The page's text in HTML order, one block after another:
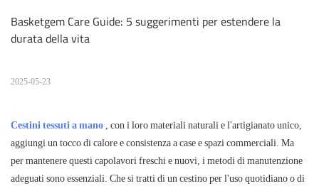
Basketgem Care Guide: 5 suggerimenti per estendere la
durata della vita
2025-05-23
Cestini tessuti a mano
, con i loro materiali naturali e l'artigianato unico,
aggiungi un tocco di calore e consistenza a case e spazi commerciali. Ma
per mantenere questi capolavori freschi e nuovi, i metodi di manutenzione
adeguati sono essenziali. Che si tratti di un cestino per l'uso quotidiano o di